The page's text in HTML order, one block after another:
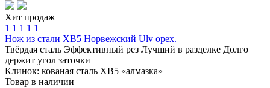
Хит продаж
1 1 1 1 1
Нож из стали ХВ5 Норвежский Ulv орех.
Твёрдая сталь Эффективный рез Лучший в разделке Долго
держит угол заточки
Клинок: кованая сталь ХВ5 «алмазка»
Товар в наличии